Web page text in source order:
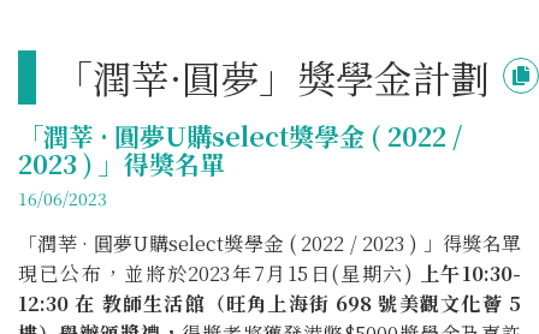
「潤莘·圓夢」獎學金計劃
「潤莘 · 圓夢U購select獎學金 ( 2022 /
2023 ) 」得獎名單
16/06/2023
「潤莘 · 圓夢U購select獎學金 ( 2022 / 2023 ) 」得獎名單
現已公布，並將於2023年7月15日(星期六) 上午10:30-
12:30 在 教師生活館（旺角上海街 698 號美觀文化薈 5